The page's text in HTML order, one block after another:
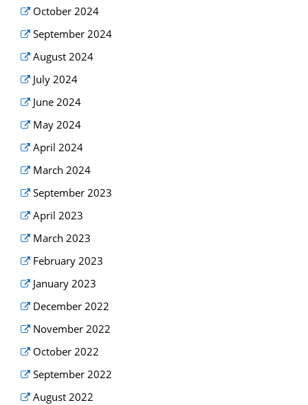
October 2024
September 2024
August 2024
July 2024
June 2024
May 2024
April 2024
March 2024
September 2023
April 2023
March 2023
February 2023
January 2023
December 2022
November 2022
October 2022
September 2022
August 2022